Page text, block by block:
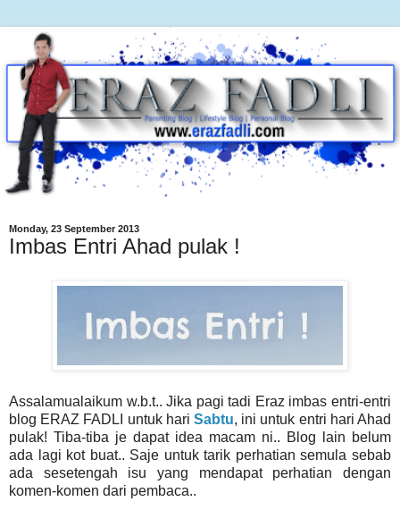
Monday, 23 September 2013
Imbas Entri Ahad pulak !
Assalamualaikum w.b.t.. Jika pagi tadi Eraz imbas entri-entri
blog ERAZ FADLI untuk hari Sabtu, ini untuk entri hari Ahad
pulak! Tiba-tiba je dapat idea macam ni.. Blog lain belum
ada lagi kot buat.. Saje untuk tarik perhatian semula sebab
ada sesetengah isu yang mendapat perhatian dengan
komen-komen dari pembaca..